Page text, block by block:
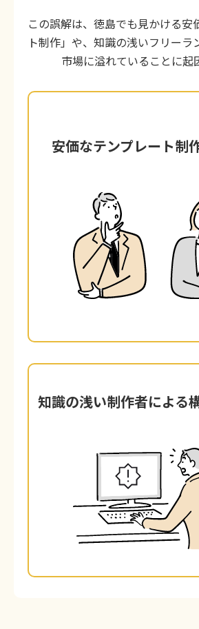
この誤解は、徳島でも見かける安
ト制作」や、知識の浅いフリーラ
市場に溢れていることに起
安価なテンプレート制
数万円で購入できる「デザイ
ト」をそのまま当てはめる
す。一見きれいに見えますが
他社とデザインが酷似したり
が多すぎてサイトが重くなっ
マイズが一切できず、結局「
知識の浅い制作者による
知識の浅い制作者による
WordPressのインストール
す。しかし、その裏側にあ
ィ、サーバー、データベース
知識を持たないまま構築され
多くの爆弾を抱えているの